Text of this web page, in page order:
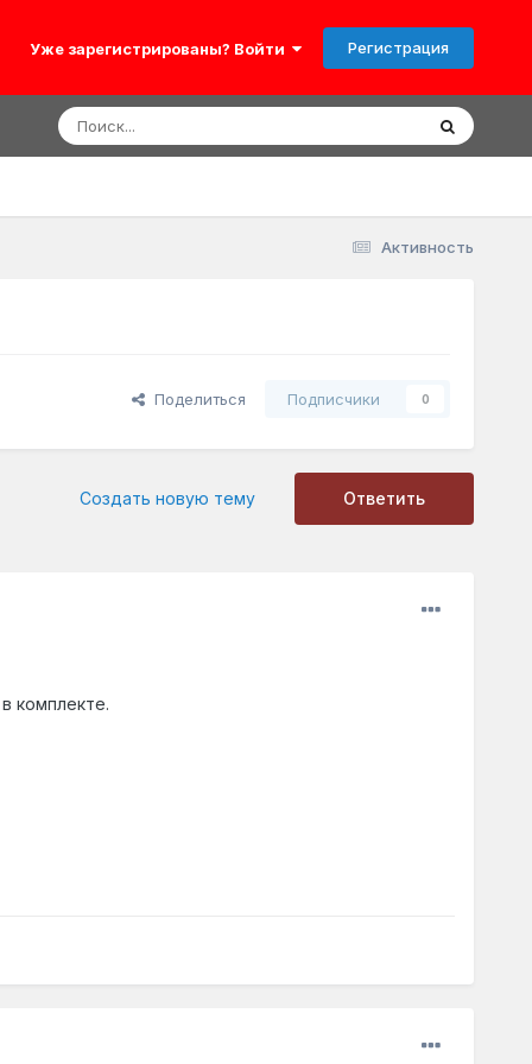
Уже зарегистрированы? Войти Регистрация
Активность
Поделиться Подписчики 0
Ответить
Создать новую тему
комплекте.